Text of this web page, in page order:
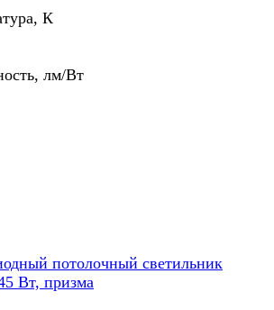
К
лм/Вт
потолочный светильник
Вт, призма